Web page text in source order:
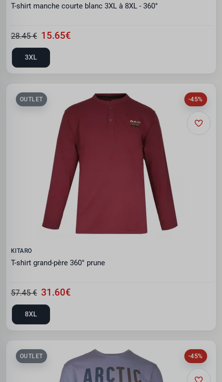
T-shirt manche courte blanc 3XL à 8XL - 360°
28.45 € 15.65€
3XL
-45%
OUTLET
KITARO
T-shirt grand-père 360° prune
57.45 € 31.60€
8XL
-45%
OUTLET